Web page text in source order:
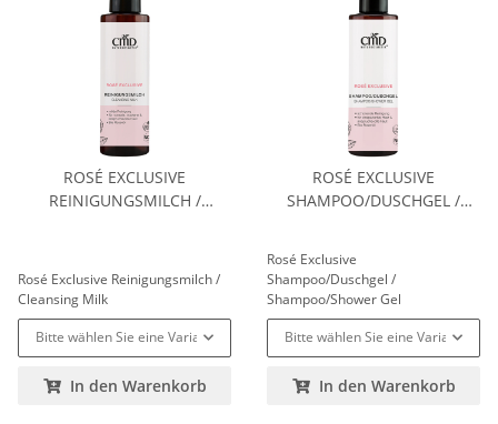
ROSÉ EXCLUSIVE
REINIGUNGSMILCH /
Rosé Exclusive Reinigungsmilch /
Cleansing Milk
Bitte wählen Sie eine Variation.
In den Warenkorb
ROSÉ EXCLUSIVE
SHAMPOO/DUSCHGEL /
Rosé Exclusive
Shampoo/Duschgel /
Shampoo/Shower Gel
Bitte wählen Sie eine Variation.
In den Warenkorb